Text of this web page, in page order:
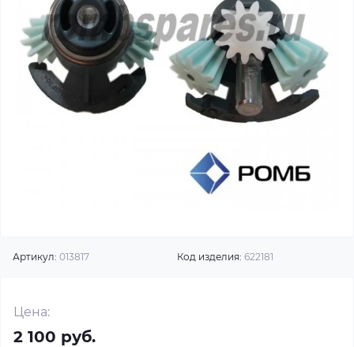
Артикул: 013817 Код изделия: 622181
Цена:
2 100 руб.